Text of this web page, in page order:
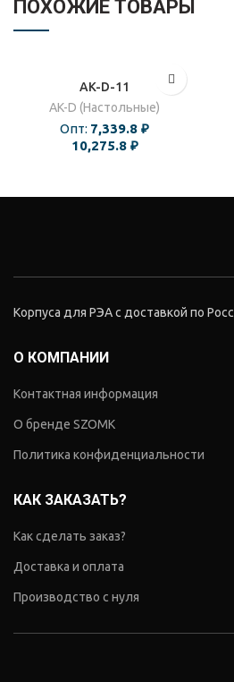
ПОХОЖИЕ ТОВАРЫ
AK-D-11
AK-D (Настольные)
10,275.8 ₽
Опт: 7,339.8 ₽
Корпуса для РЭА с доставкой по
О КОМПАНИИ
Контактная информация
О бренде SZOMK
Политика конфиденциальности
КАК ЗАКАЗАТЬ?
Как сделать заказ?
Доставка и оплата
Производство с нуля